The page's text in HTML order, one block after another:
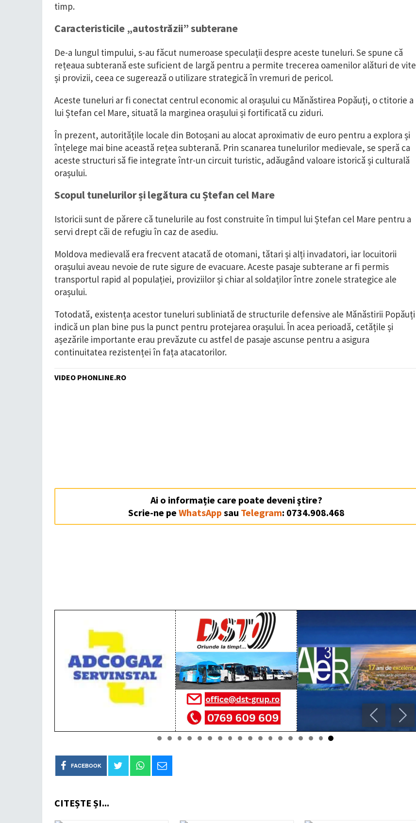
timp.
Caracteristicile „autostrăzii” subterane
De-a lungul timpului, s-au făcut numeroase speculații despre aceste tuneluri. Se spune că
rețeaua subterană este suficient de largă pentru a permite trecerea oamenilor alături de vite
și provizii, ceea ce sugerează o utilizare strategică în vremuri de pericol.
Aceste tuneluri ar fi conectat centrul economic al orașului cu Mănăstirea Popăuți, o ctitorie a
lui Ștefan cel Mare, situată la marginea orașului și fortificată cu ziduri.
În prezent, autoritățile locale din Botoșani au alocat aproximativ de euro pentru a explora și
înțelege mai bine această rețea subterană. Prin scanarea tunelurilor medievale, se speră ca
aceste structuri să fie integrate într-un circuit turistic, adăugând valoare istorică și culturală
orașului.
Scopul tunelurilor și legătura cu Ștefan cel Mare
Istoricii sunt de părere că tunelurile au fost construite în timpul lui Ștefan cel Mare pentru a
servi drept căi de refugiu în caz de asediu.
Moldova medievală era frecvent atacată de otomani, tătari și alți invadatori, iar locuitorii
orașului aveau nevoie de rute sigure de evacuare. Aceste pasaje subterane ar fi permis
transportul rapid al populației, proviziilor și chiar al soldaților între zonele strategice ale
orașului.
Totodată, existența acestor tuneluri subliniată de structurile defensive ale Mănăstirii Popăuți
indică un plan bine pus la punct pentru protejarea orașului. În acea perioadă, cetățile și
așezările importante erau prevăzute cu astfel de pasaje ascunse pentru a asigura
continuitatea rezistenței în fața atacatorilor.
VIDEO PHONLINE.RO
Ai o informație care poate deveni ştire?
Scrie-ne peWhatsApp sau Telegram: 0734.908.468
FACEBOOK
CITEȘTE ȘI...